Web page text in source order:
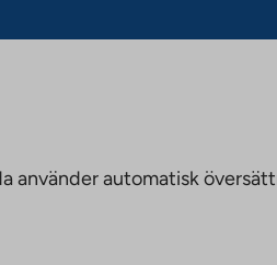
använder automatisk